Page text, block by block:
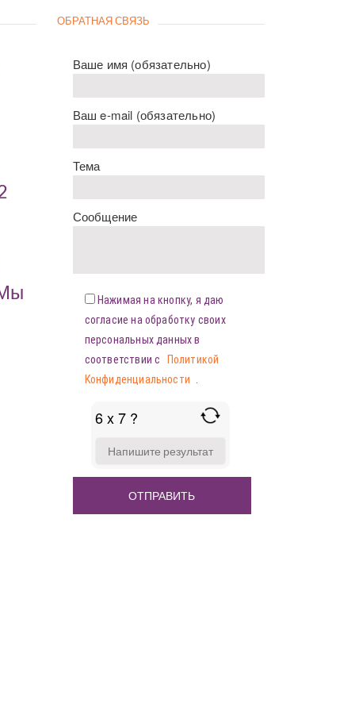
ОБРАТНАЯ СВЯЗЬ
Ваше имя (обязательно)
Ваш e-mail (обязательно)
Тема
Сообщение
Нажимая на кнопку, я даю
согласие на обработку своих
персональных данных в
соответствии с
Политикой
Конфиденциальности
6 x 7 ?
FOR